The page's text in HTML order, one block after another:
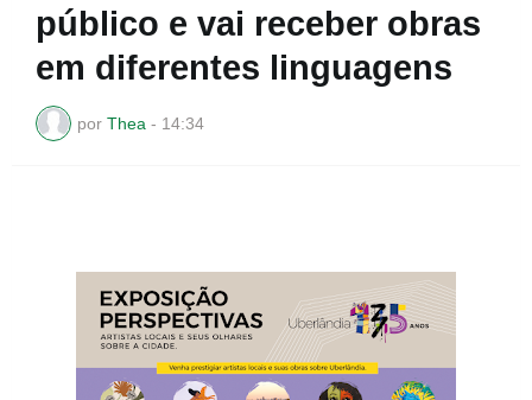
público e vai receber obras
em diferentes linguagens
por Thea - 14:34